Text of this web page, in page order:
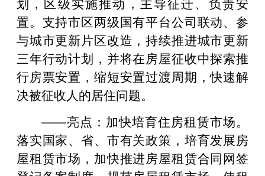
置。支持市区两级国有平台公司联动、参
与城市更新片区改造，持续推进城市更新
三年行动计划，并将在房屋征收中探索推
行房票安置，缩短安置过渡周期，快速解
决被征收人的居住问题。
——亮点：加快培育住房租赁市场。
落实国家、省、市有关政策，培育发展房
屋租赁市场，加快推进房屋租赁合同网签